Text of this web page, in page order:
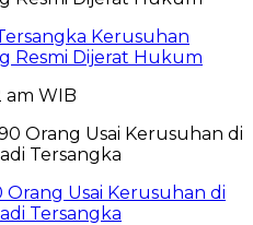
Kerusuhan
Resmi Dijerat Hukum
am WIB
Usai Kerusuhan di
Tersangka